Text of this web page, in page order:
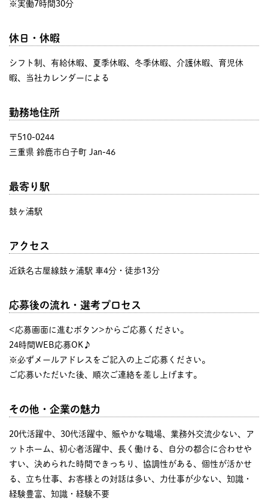
※実働7時間30分
休日・休暇
シフト制、有給休暇、夏季休暇、冬季休暇、介護休暇、育児休
暇、当社カレンダーによる
勤務地住所
〒510-0244
三重県 鈴鹿市白子町 Jan-46
最寄り駅
鼓ヶ浦駅
アクセス
近鉄名古屋線鼓ヶ浦駅 車4分・徒歩13分
応募後の流れ・選考プロセス
<応募画面に進むボタン>からご応募ください。
24時間WEB応募OK♪
※必ずメールアドレスをご記入の上ご応募ください。
ご応募いただいた後、順次ご連絡を差し上げます。
その他・企業の魅力
20代活躍中、30代活躍中、賑やかな職場、業務外交流少ない、ア
ットホーム、初心者活躍中、長く働ける、自分の都合に合わせや
すい、決められた時間できっちり、協調性がある、個性が活かせ
る、立ち仕事、お客様との対話は多い、力仕事が少ない、知識・
経験豊富、知識・経験不要